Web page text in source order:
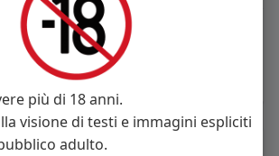
più di 18 anni.
visione di testi e immagini espliciti
adulto.